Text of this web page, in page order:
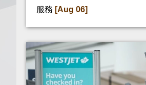
服務 [Aug 06]